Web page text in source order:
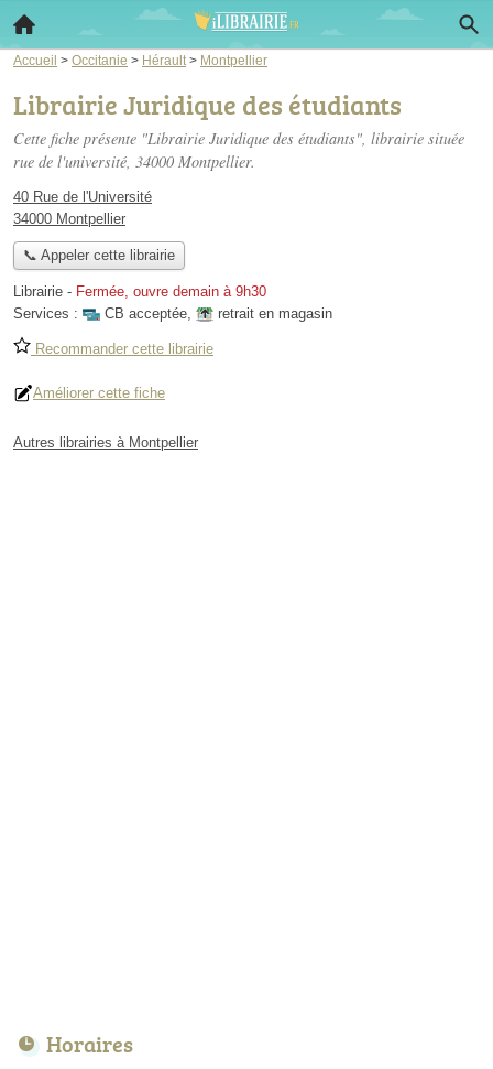
Accueil > Occitanie > Hérault > Montpellier
Librairie Juridique des étudiants
Cette fiche présente "Librairie Juridique des étudiants", librairie située
rue de l'université, 34000 Montpellier.
40 Rue de l'Université
34000 Montpellier
📞 Appeler cette librairie
Librairie - Fermée, ouvre demain à 9h30
Services :
CB acceptée, retrait en magasin
Recommander cette librairie
Améliorer cette fiche
Autres librairies à Montpellier
Horaires